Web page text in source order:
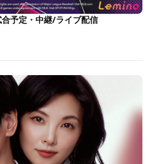
予定・中継/ライブ配信